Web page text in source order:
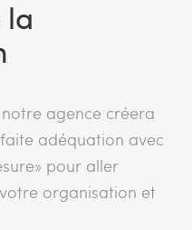
la
agence créera
adéquation avec
pour aller
organisation et